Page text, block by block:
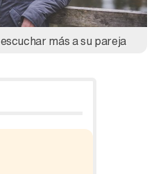
más a su pareja